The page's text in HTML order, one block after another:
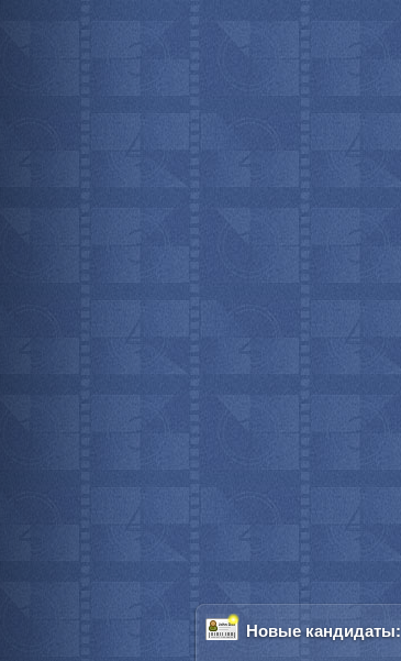
Новые кандидаты: